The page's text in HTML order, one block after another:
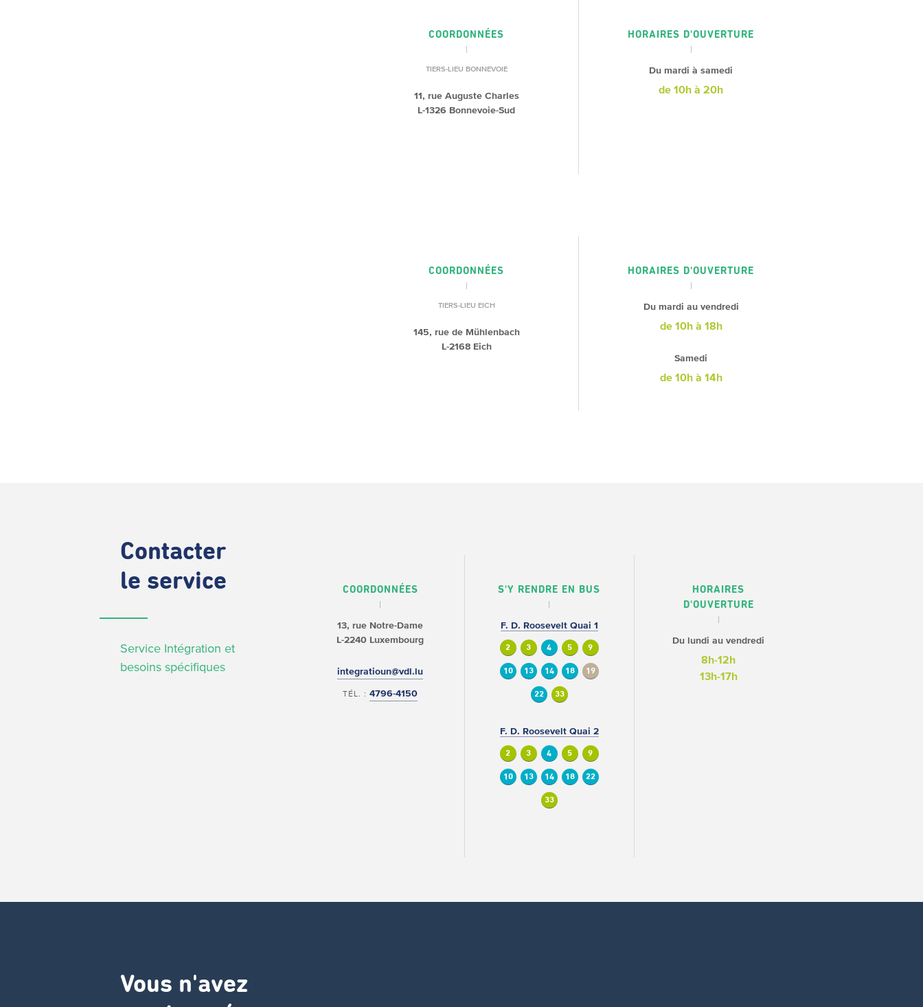
COORDONNÉES
TIERS-LIEU BONNEVOIE
11, rue Auguste Charles
L-1326 Bonnevoie-Sud
HORAIRES D'OUVERTURE
Du mardi à samedi
de 10h à 20h
COORDONNÉES
TIERS-LIEU EICH
145, rue de Mühlenbach
L-2168 Eich
HORAIRES D'OUVERTURE
Du mardi au vendredi
de 10h à 18h
Samedi
de 10h à 14h
Contacter
le service
Service Intégration et
besoins spécifiques
COORDONNÉES
13, rue Notre-Dame
L-2240 Luxembourg
integratioun@vdl.lu
TÉL. :4796-4150
S'Y RENDRE EN BUS
F. D. Roosevelt Quai 1
2 3 4 5 9
10 13 14 18 19
22 33
F. D. Roosevelt Quai 2
2 3 4 5 9
10 13 14 18 22
33
HORAIRES
D'OUVERTURE
Du lundi au vendredi
8h-12h
13h-17h
Vous n'avez